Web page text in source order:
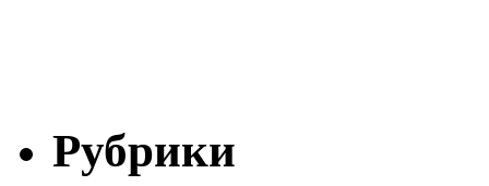
Рубрики